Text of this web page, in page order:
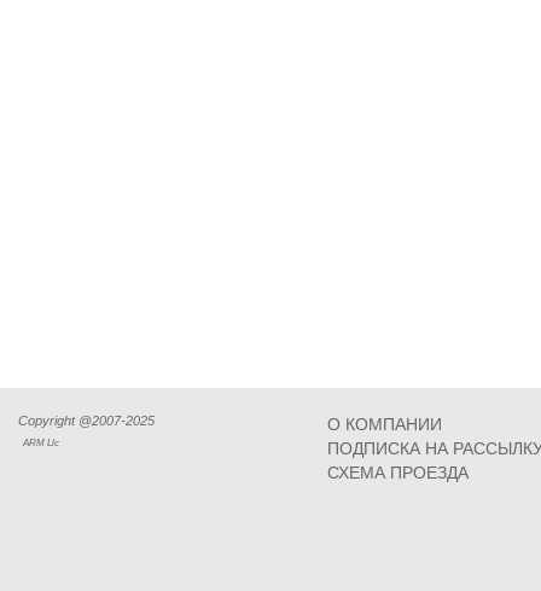
Copyright @2007-2025
ARM Llc
О КОМПАНИИ
ПОДПИСКА НА
СХЕМА ПРОЕЗДА